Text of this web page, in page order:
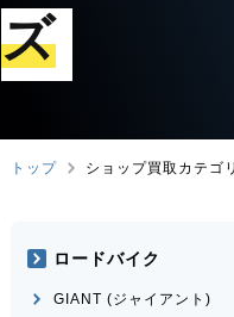
ズ
トップ ショップ買取カテゴ
ロードバイク
GIANT (ジャイアント)